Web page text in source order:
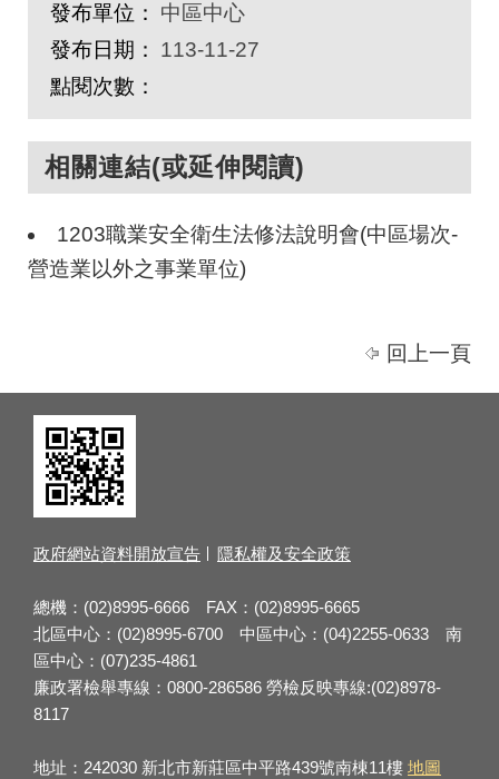
發布單位：
中區中心
發布日期：
113-11-27
點閱次數：
相關連結(或延伸閱讀)
1203職業安全衛生法修法說明會(中區場次-
營造業以外之事業單位)
回上一頁
政府網站資料開放宣告 隱私權及安全政策
總機：(02)8995-6666 FAX：(02)8995-6665
北區中心：(02)8995-6700 中區中心：(04)2255-0633 南
區中心：(07)235-4861
廉政署檢舉專線：0800-286586 勞檢反映專線:(02)8978-
8117
地址：242030 新北市新莊區中平路439號南棟11樓 地圖